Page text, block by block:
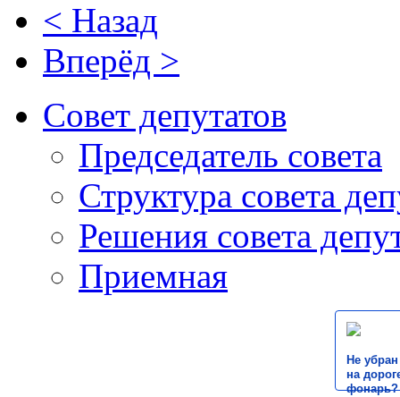
< Назад
Вперёд >
Совет депутатов
Председатель совета
Структура совета
Решения совета
Приемная
Не
на
фонарь?